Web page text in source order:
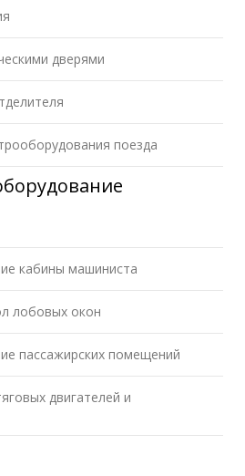
дверями
поезда
кабины машиниста
лобовых окон
пассажирских помещений
двигателей и